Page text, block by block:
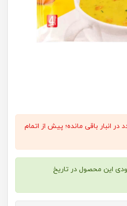
محصول فقط 3 عدد در انبار باقی مانده؛ پیش از اتمام
این محصول در تاریخ